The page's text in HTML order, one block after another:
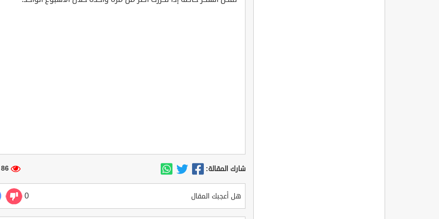
شارك المقالة: 86 مشاهدة
هل أعجبك المقال 0